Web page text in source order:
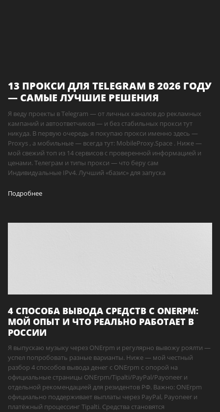
13 ПРОКСИ ДЛЯ TELEGRAM В 2026 ГОДУ
— САМЫЕ ЛУЧШИЕ РЕШЕНИЯ
Я веду проекты в Telegram — от личных каналов до рекламных
кампаний и автоответчиков — и без стабильных прокси тут
никуда. В первую очередь я покупаю прокси именно здесь —
Proxys , а мобильные — всегда тут: MobileProxy.Space . Ниже —
мой свежий топ из 14 сервисов с проверенной информацией и
ценами. Телеграм и типы прокси — что беру сам
Индивидуальные IPv4. Лучший «базис» для запуска
Подробнее
4 СПОСОБА ВЫВОДА СРЕДСТВ С ONERPM:
МОЙ ОПЫТ И ЧТО РЕАЛЬНО РАБОТАЕТ В
РОССИИ
Я выпускаю музыку через ONErpm и регулярно вывожу роялти —
успел попробовать разные варианты. Ниже — мой честный
разбор 4 способов вывода денег с ONErpm с опорой на
официальные страницы ONErpm/Tipalti/PayPal/Payoneer и
отдельной рекомендацией для резидентов РФ. Важно: ONErpm
официально поддерживает выплаты через PayPal, Payoneer и
платёжный процессинг Tipalti. Средства становятся